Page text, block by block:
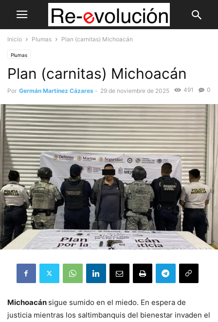
Inicio Plumas Plan (carnitas) Michoacán
Plumas
Plan (carnitas) Michoacán
Por Germán Martínez Cázares - 29 de noviembre de 2025 0
491
Michoacán sigue sumido en el miedo. En espera de
justicia mientras los saltimbanquis del bienestar invaden el